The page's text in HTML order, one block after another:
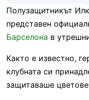
Полузащитникът
представен
Барселона в
Както е известно,
клубната си
защитаваше